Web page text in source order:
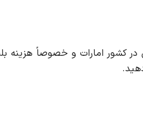
در کشور امارات و خصوصاً هزینه